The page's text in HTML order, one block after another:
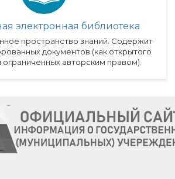
электронная библиотека
пространство знаний. Содержит
документов (как открытого
ограниченных авторским правом).